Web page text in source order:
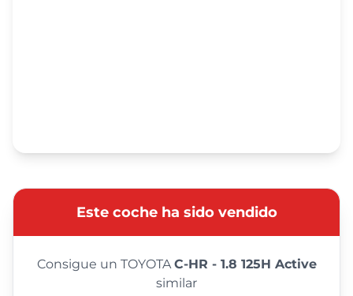
Este coche ha sido vendido
Consigue un TOYOTAC-HR - 1.8 125H Active
similar